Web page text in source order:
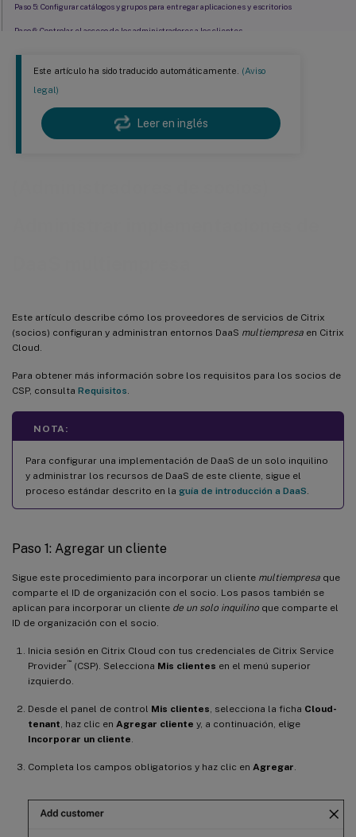
Este artículo ha sido traducido automáticamente. (Aviso
legal)
Leer en inglés
Este artículo describe cómo los proveedores de servicios de Citrix
(socios) configuran y administran entornos DaaS multiempresa en Citrix
Cloud.
Para obtener más información sobre los requisitos para los socios de
CSP, consulta Requisitos
NOTA:
Para configurar una implementación de DaaS de un solo inquilino
y administrar los recursos de DaaS de este cliente, sigue el
proceso estándar descrito en la guía de introducción a DaaS
Paso 1: Agregar un cliente
Sigue este procedimiento para incorporar un cliente multiempresa que
comparte el ID de organización con el socio. Los pasos también se
aplican para incorporar un cliente de un solo inquilino que comparte el
ID de organización con el socio.
Inicia sesión en Citrix Cloud con tus credenciales de Citrix Service
Provider™ (CSP). Selecciona Mis clientes en el menú superior
izquierdo.
Desde el panel de control Mis clientes , selecciona la ficha Cloud-
tenant , haz clic en Agregar cliente y, a continuación, elige
Incorporar un cliente
Completa los campos obligatorios y haz clic en Agregar
Paso 5: Configurar catálogos y grupos para entregar aplicaciones y escritorios
Paso 6: Controlar el acceso de los administradores a los clientes
Paso 7: Configurar espacios de trabajo